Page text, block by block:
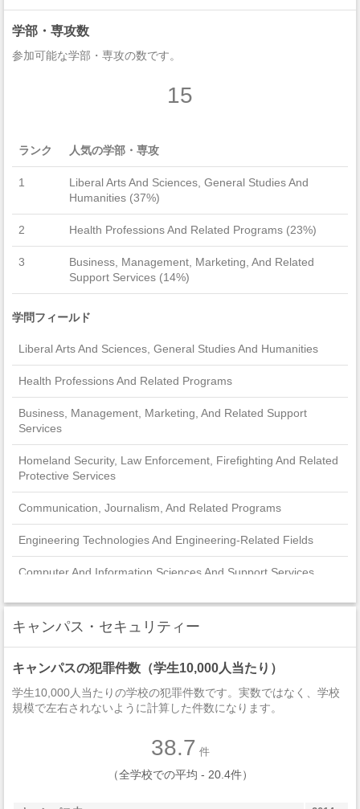
学部・専攻数
参加可能な学部・専攻の数です。
15
ランク 人気の学部・専攻
1
Liberal Arts And Sciences, General Studies And
Humanities (37%)
2 Health Professions And Related Programs (23%)
3
Business, Management, Marketing, And Related
Support Services (14%)
学問フィールド
Liberal Arts And Sciences, General Studies And Humanities
Health Professions And Related Programs
Business, Management, Marketing, And Related Support
Services
Homeland Security, Law Enforcement, Firefighting And Related
Protective Services
Communication, Journalism, And Related Programs
Engineering Technologies And Engineering-Related Fields
Computer And Information Sciences And Support Services
Visual And Performing Arts
Public Administration And Social Service Professions
Engineering
Legal Professions And Studies
キャンパス・セキュリティー
キャンパスの犯罪件数（学生10,000人当たり）
学生10,000人当たりの学校の犯罪件数です。実数ではなく、学校
規模で左右されないように計算した件数になります。
38.7 件
（全学校での平均 - 20.4件）